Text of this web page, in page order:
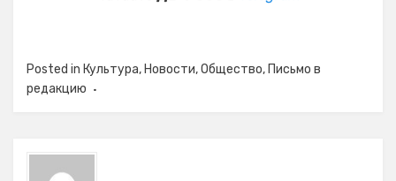
Posted in Культура, Новости,Общество, Письмо в
редакцию